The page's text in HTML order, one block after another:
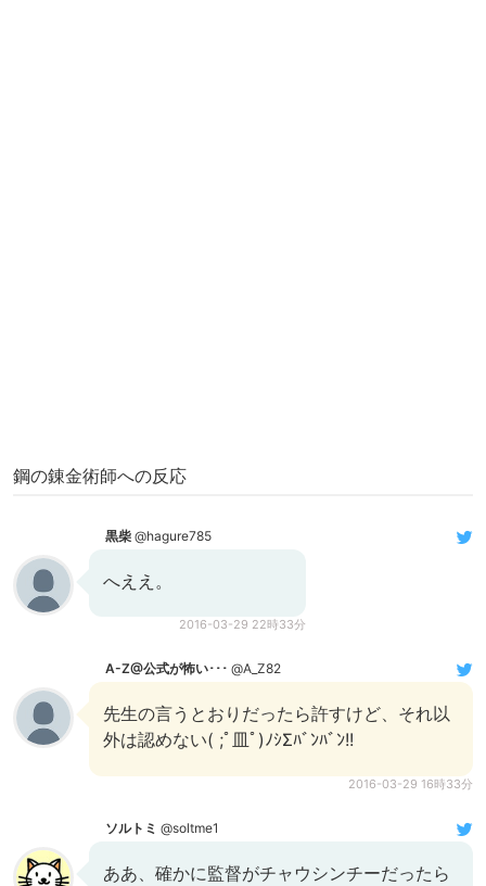
鋼の錬金術師への反応
黒柴 @hagure785
へええ。
2016-03-29 22時33分
A-Z@公式が怖い･･･ @A_Z82
先生の言うとおりだったら許すけど、それ以
外は認めない( ;ﾟ皿ﾟ)ﾉｼΣﾊﾞﾝﾊﾞﾝ!!
2016-03-29 16時33分
ソルトミ @soltme1
ああ、確かに監督がチャウシンチーだったら